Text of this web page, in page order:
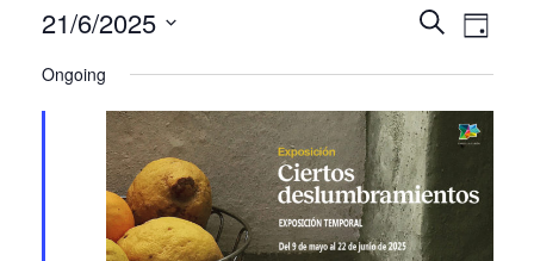
Events
and
Views
Search
Day
21/6/2025
date.
Ongoing